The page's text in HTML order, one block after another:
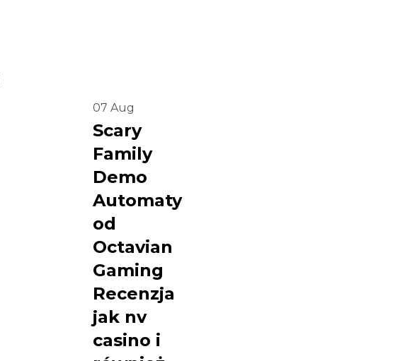
07 Aug
Scary
Family
Demo
Automaty
od
Octavian
Gaming
Recenzja
jak nv
casino i